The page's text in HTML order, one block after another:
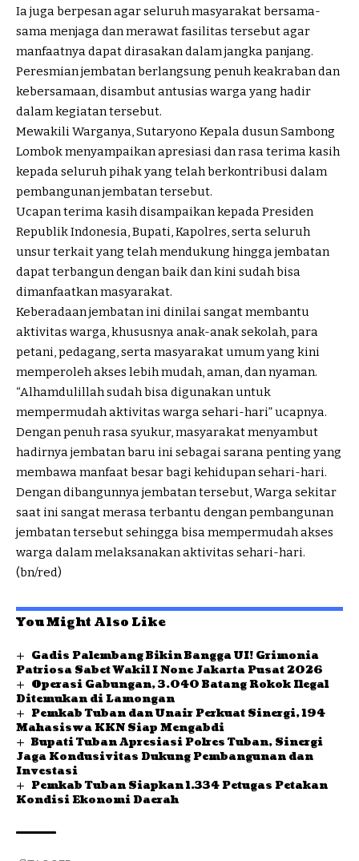
Ia juga berpesan agar seluruh masyarakat bersama-
sama menjaga dan merawat fasilitas tersebut agar
manfaatnya dapat dirasakan dalam jangka panjang.
Peresmian jembatan berlangsung penuh keakraban dan
kebersamaan, disambut antusias warga yang hadir
dalam kegiatan tersebut.
Mewakili Warganya, Sutaryono Kepala dusun Sambong
Lombok menyampaikan apresiasi dan rasa terima kasih
kepada seluruh pihak yang telah berkontribusi dalam
pembangunan jembatan tersebut.
Ucapan terima kasih disampaikan kepada Presiden
Republik Indonesia, Bupati, Kapolres, serta seluruh
unsur terkait yang telah mendukung hingga jembatan
dapat terbangun dengan baik dan kini sudah bisa
dimanfaatkan masyarakat.
Keberadaan jembatan ini dinilai sangat membantu
aktivitas warga, khususnya anak-anak sekolah, para
petani, pedagang, serta masyarakat umum yang kini
memperoleh akses lebih mudah, aman, dan nyaman.
“Alhamdulillah sudah bisa digunakan untuk
mempermudah aktivitas warga sehari-hari” ucapnya.
Dengan penuh rasa syukur, masyarakat menyambut
hadirnya jembatan baru ini sebagai sarana penting yang
membawa manfaat besar bagi kehidupan sehari-hari.
Dengan dibangunnya jembatan tersebut, Warga sekitar
saat ini sangat merasa terbantu dengan pembangunan
jembatan tersebut sehingga bisa mempermudah akses
warga dalam melaksanakan aktivitas sehari-hari.
(bn/red)
You Might Also Like
Gadis Palembang Bikin Bangga UI! Grimonia
Patriosa Sabet Wakil I None Jakarta Pusat 2026
Operasi Gabungan, 3.040 Batang Rokok Ilegal
Ditemukan di Lamongan
Pemkab Tuban dan Unair Perkuat Sinergi, 194
Mahasiswa KKN Siap Mengabdi
Bupati Tuban Apresiasi Polres Tuban, Sinergi
Jaga Kondusivitas Dukung Pembangunan dan
Investasi
Pemkab Tuban Siapkan 1.334 Petugas Petakan
Kondisi Ekonomi Daerah